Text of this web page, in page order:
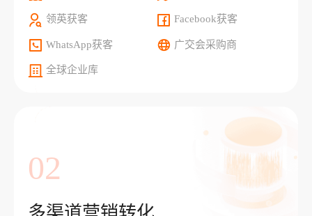
领英获客 Facebook获客
WhatsApp获客 广交会采购商
全球企业库
02